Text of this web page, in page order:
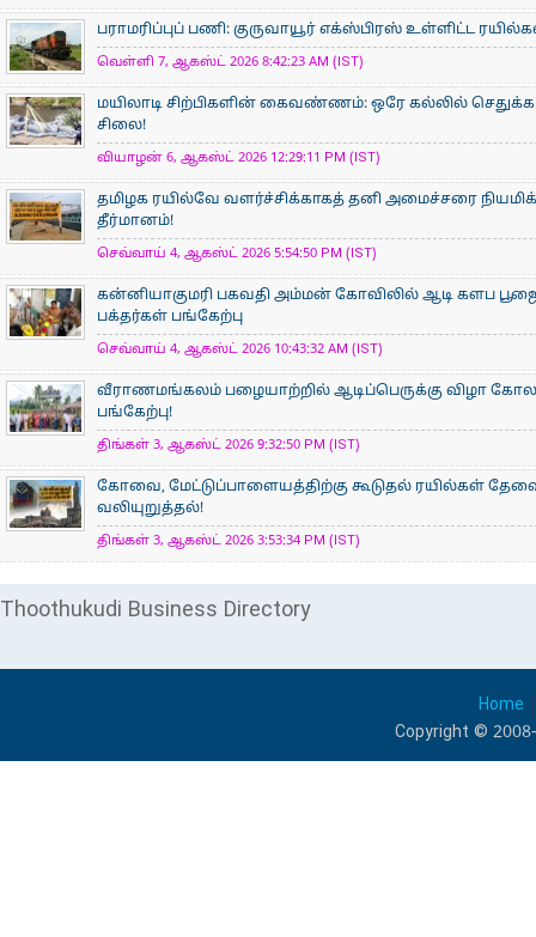
பராமரிப்புப் பணி: குருவாயூர் எக்ஸ்பிரஸ் உள்ளிட்ட
வெள்ளி 7, ஆகஸ்ட் 2026 8:42:23 AM (IST)
மயிலாடி சிற்பிகளின் கைவண்ணம்: ஒரே கல்லில்
சிலை!
வியாழன் 6, ஆகஸ்ட் 2026 12:29:11 PM (IST)
தமிழக ரயில்வே வளர்ச்சிக்காகத் தனி அமைச்சரை
தீர்மானம்!
செவ்வாய் 4, ஆகஸ்ட் 2026 5:54:50 PM (IST)
கன்னியாகுமரி பகவதி அம்மன் கோவிலில் ஆடி களப
பக்தர்கள் பங்கேற்பு
செவ்வாய் 4, ஆகஸ்ட் 2026 10:43:32 AM (IST)
வீராணமங்கலம் பழையாற்றில் ஆடிப்பெருக்கு விழா
பங்கேற்பு!
திங்கள் 3, ஆகஸ்ட் 2026 9:32:50 PM (IST)
கோவை, மேட்டுப்பாளையத்திற்கு கூடுதல் ரயில்கள்
வலியுறுத்தல்!
திங்கள் 3, ஆகஸ்ட் 2026 3:53:34 PM (IST)
Thoothukudi Business Directory
Home
Copyright ©